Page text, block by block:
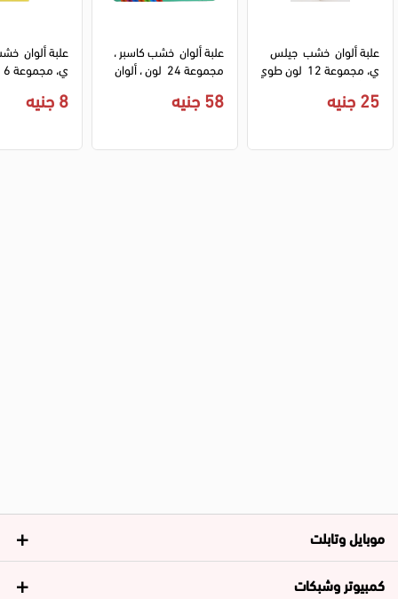
علبة ألوان  خشب  جيلس
ي، مجموعة 12  لون طوي
25 جنيه 58 جنيه
علبة ألوان
8 جنيه
موبايل وتابلت
كمبيوتر وشبكات